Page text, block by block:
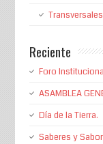
Transversales
Reciente
Foro
ASAMBLEA
Día de la Tierra.
Saberes y